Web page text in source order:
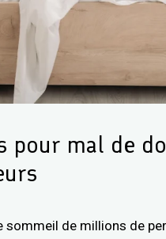
pour mal de
sommeil de millions de